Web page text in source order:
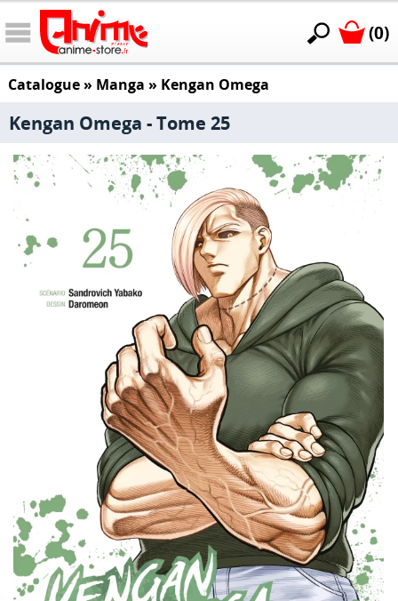
(0)
Catalogue» Manga » Kengan Omega
Kengan Omega - Tome 25